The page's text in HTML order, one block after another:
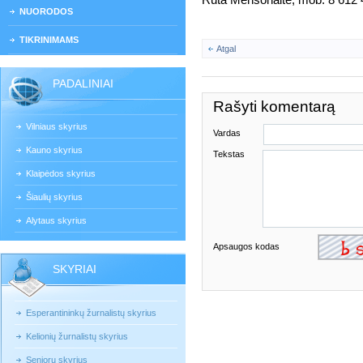
NUORODOS
TIKRINIMAMS
PADALINIAI
Vilniaus skyrius
Kauno skyrius
Klaipėdos skyrius
Šiaulių skyrius
Alytaus skyrius
SKYRIAI
Esperantininkų žurnalistų skyrius
Kelionių žurnalistų skyrius
Senjorų skyrius
Atgal
Rašyti komentarą
Vardas
Tekstas
Apsaugos kodas